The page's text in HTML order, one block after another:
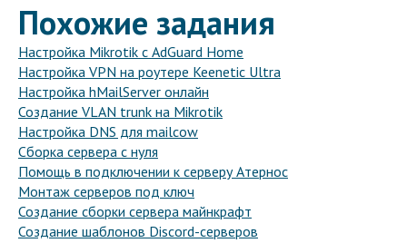
Похожие задания
Настройка Mikrotik с AdGuard Home
Настройка VPN на роутере Keenetic Ultra
Настройка hMailServer онлайн
Создание VLAN trunk на Mikrotik
Настройка DNS для mailcow
Сборка сервера с нуля
Помощь в подключении к серверу Атернос
Монтаж серверов под ключ
Создание сборки сервера майнкрафт
Создание шаблонов Discord-серверов